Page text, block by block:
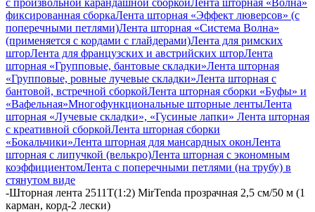
с произвольной карандашной сборкойЛента шторная «Волна»
фиксированная сборкаЛента шторная «Эффект люверсов» (с
поперечными петлями)Лента шторная «Система Волна»
(применяется с кордами с глайдерами)Лента для римских
шторЛента для французских и австрийских шторЛента
шторная «Групповые, бантовые складки»Лента шторная
«Групповые, ровные лучевые складки»Лента шторная с
бантовой, встречной сборкойЛента шторная сборки «Буфы» и
«Вафельная»Многофункциональные шторные лентыЛента
шторная «Лучевые складки», «Гусиные лапки» Лента шторная
с креативной сборкойЛента шторная сборки
«Бокальчики»Лента шторная для мансардных оконЛента
шторная с липучкой (велькро)Лента шторная с экономным
коэффициентомЛента с поперечными петлями (на трубу) в
стянутом виде
-Шторная лента 2511Т(1:2) MirTenda прозрачная 2,5 см/50 м (1
карман, корд-2 лески)